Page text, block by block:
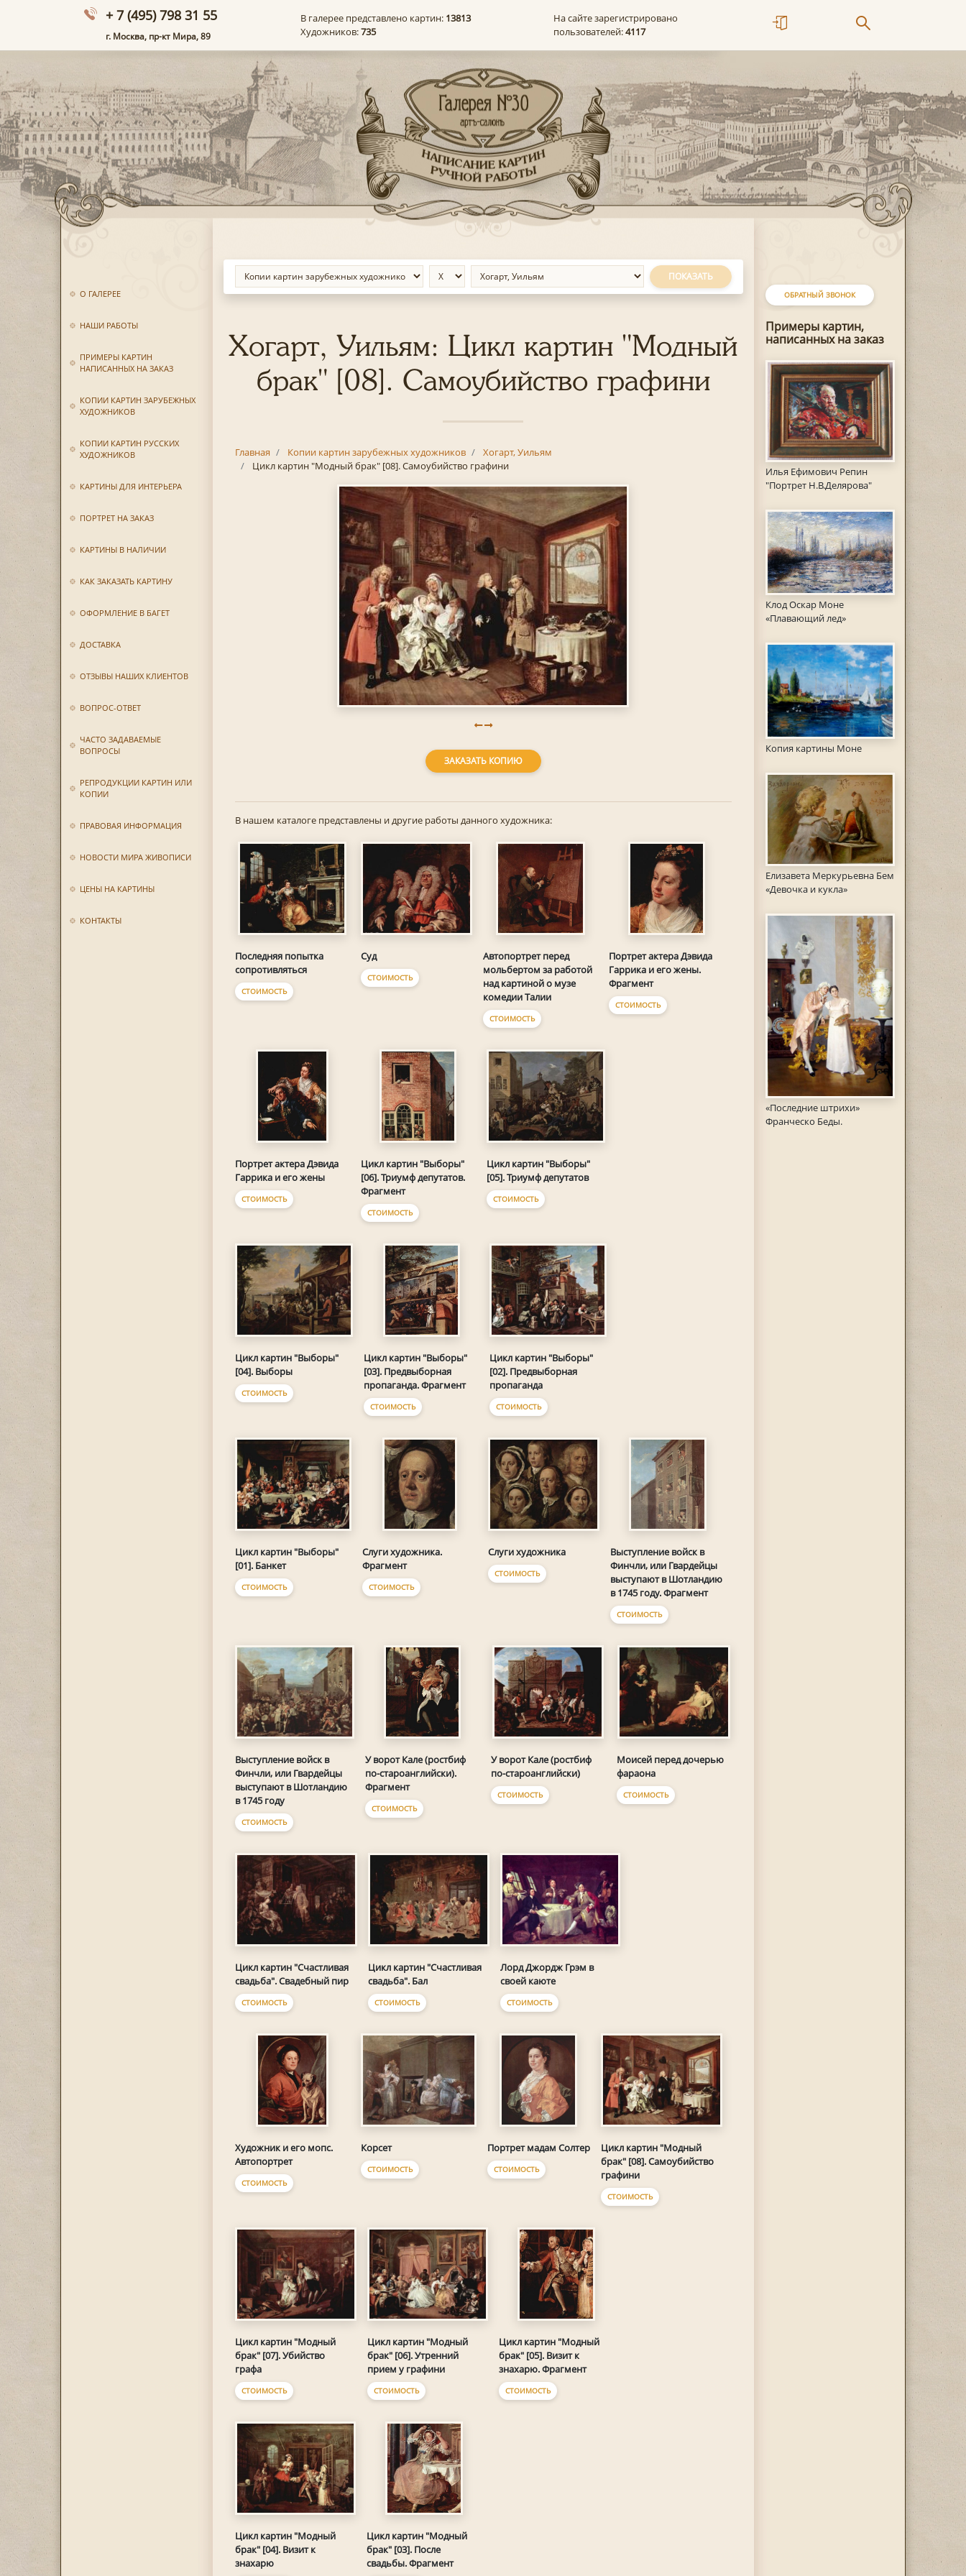
+ 7 (495) 798 31 55
г. Москва, пр-кт Мира, 89
В галерее представлено картин: 13813
Художников:735
На сайте зарегистрировано
пользователей:4117
О ГАЛЕРЕЕ
НАШИ РАБОТЫ
ПРИМЕРЫ КАРТИН
НАПИСАННЫХ НА ЗАКАЗ
КОПИИ КАРТИН ЗАРУБЕЖНЫХ
ХУДОЖНИКОВ
КОПИИ КАРТИН РУССКИХ
ХУДОЖНИКОВ
КАРТИНЫ ДЛЯ ИНТЕРЬЕРА
ПОРТРЕТ НА ЗАКАЗ
КАРТИНЫ В НАЛИЧИИ
КАК ЗАКАЗАТЬ КАРТИНУ
ОФОРМЛЕНИЕ В БАГЕТ
ДОСТАВКА
ОТЗЫВЫ НАШИХ КЛИЕНТОВ
ВОПРОС-ОТВЕТ
ЧАСТО ЗАДАВАЕМЫЕ
ВОПРОСЫ
РЕПРОДУКЦИИ КАРТИН ИЛИ
КОПИИ
ПРАВОВАЯ ИНФОРМАЦИЯ
НОВОСТИ МИРА ЖИВОПИСИ
ЦЕНЫ НА КАРТИНЫ
КОНТАКТЫ
ОБРАТНЫЙ ЗВОНОК
Примеры картин,
написанных на заказ
Илья Ефимович Репин
"Портрет Н.В.Делярова"
Клод Оскар Моне
«Плавающий лед»
Копия картины Моне
Елизавета Меркурьевна Бем
«Девочка и кукла»
«Последние штрихи»
Франческо Беды.
ПОКАЗАТЬ
Хогарт, Уильям: Цикл картин "Модный
брак" [08]. Самоубийство графини
Главная Копии картин зарубежных художников
Хогарт, Уильям
Цикл картин "Модный брак" [08]. Самоубийство графини
ЗАКАЗАТЬ КОПИЮ
В нашем каталоге представлены и другие работы данного художника:
Последняя попытка
сопротивляться
СТОИМОСТЬ
Суд
СТОИМОСТЬ
Автопортрет перед
мольбертом за работой
над картиной о музе
комедии Талии
СТОИМОСТЬ
Портрет актера Дэвида
Гаррика и его жены.
Фрагмент
СТОИМОСТЬ
Портрет актера Дэвида
Гаррика и его жены
СТОИМОСТЬ
Цикл картин "Выборы"
[06]. Триумф депутатов.
Фрагмент
СТОИМОСТЬ
Цикл картин "Выборы"
[05]. Триумф депутатов
СТОИМОСТЬ
Цикл картин "Выборы"
[04]. Выборы
СТОИМОСТЬ
Цикл картин "Выборы"
[03]. Предвыборная
пропаганда. Фрагмент
СТОИМОСТЬ
Цикл картин "Выборы"
[02]. Предвыборная
пропаганда
СТОИМОСТЬ
Цикл картин "Выборы"
[01]. Банкет
СТОИМОСТЬ
Слуги художника.
Фрагмент
СТОИМОСТЬ
Слуги художника
СТОИМОСТЬ
Выступление войск в
Финчли, или Гвардейцы
выступают в Шотландию
в 1745 году. Фрагмент
СТОИМОСТЬ
Выступление войск в
Финчли, или Гвардейцы
выступают в Шотландию
в 1745 году
СТОИМОСТЬ
У ворот Кале (ростбиф
по-староанглийски).
Фрагмент
СТОИМОСТЬ
У ворот Кале (ростбиф
по-староанглийски)
СТОИМОСТЬ
Моисей перед дочерью
фараона
СТОИМОСТЬ
Цикл картин "Счастливая
свадьба". Свадебный пир
СТОИМОСТЬ
Цикл картин "Счастливая
свадьба". Бал
СТОИМОСТЬ
Лорд Джордж Грэм в
своей каюте
СТОИМОСТЬ
Художник и его мопс.
Автопортрет
СТОИМОСТЬ
Корсет
СТОИМОСТЬ
Портрет мадам Солтер
СТОИМОСТЬ
Цикл картин "Модный
брак" [08]. Самоубийство
графини
СТОИМОСТЬ
Цикл картин "Модный
брак" [07]. Убийство
графа
СТОИМОСТЬ
Цикл картин "Модный
брак" [06]. Утренний
прием у графини
СТОИМОСТЬ
Цикл картин "Модный
брак" [05]. Визит к
знахарю. Фрагмент
СТОИМОСТЬ
Цикл картин "Модный
брак" [04]. Визит к
знахарю
Цикл картин "Модный
брак" [03]. После
свадьбы. Фрагмент